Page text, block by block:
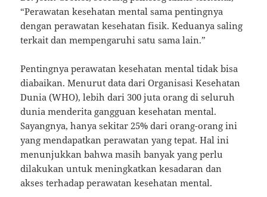
“Perawatan kesehatan mental sama pentingnya
dengan perawatan kesehatan fisik. Keduanya saling
terkait dan mempengaruhi satu sama lain.”
Pentingnya perawatan kesehatan mental tidak bisa
diabaikan. Menurut data dari Organisasi Kesehatan
Dunia (WHO), lebih dari 300 juta orang di seluruh
dunia menderita gangguan kesehatan mental.
Sayangnya, hanya sekitar 25% dari orang-orang ini
yang mendapatkan perawatan yang tepat. Hal ini
menunjukkan bahwa masih banyak yang perlu
dilakukan untuk meningkatkan kesadaran dan
akses terhadap perawatan kesehatan mental.